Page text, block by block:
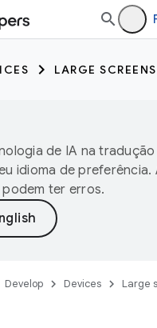
LARGE SCREENS
de IA na
idioma de preferência.
ter erros.
Develop Devices
Large